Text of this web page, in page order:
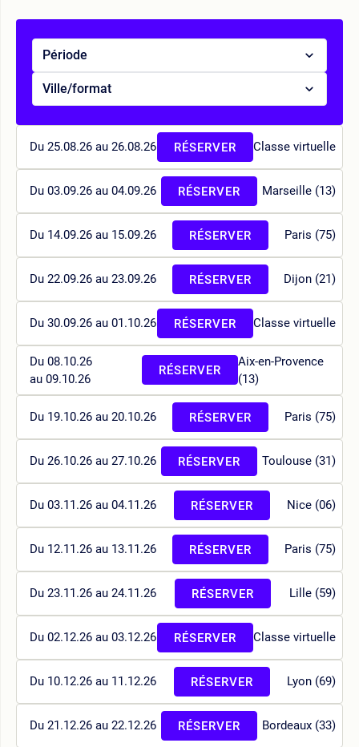
Période
Ville/format
Du 25.08.26 au 26.08.26 Classe virtuelle
RÉSERVER
Du 03.09.26 au 04.09.26 Marseille (13)
RÉSERVER
Du 14.09.26 au 15.09.26 Paris (75)
RÉSERVER
Du 22.09.26 au 23.09.26 Dijon (21)
RÉSERVER
Du 30.09.26 au 01.10.26 Classe virtuelle
RÉSERVER
Du 08.10.26
au 09.10.26
Aix-en-Provence
(13)
RÉSERVER
Du 19.10.26 au 20.10.26 Paris (75)
RÉSERVER
Du 26.10.26 au 27.10.26 Toulouse (31)
RÉSERVER
Du 03.11.26 au 04.11.26 Nice (06)
RÉSERVER
Du 12.11.26 au 13.11.26 Paris (75)
RÉSERVER
Du 23.11.26 au 24.11.26 Lille (59)
RÉSERVER
Du 02.12.26 au 03.12.26 Classe virtuelle
RÉSERVER
Du 10.12.26 au 11.12.26 Lyon (69)
RÉSERVER
Du 21.12.26 au 22.12.26 Bordeaux (33)
RÉSERVER